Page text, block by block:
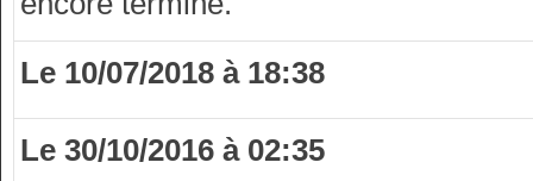
Le 10/07/2018 à 18:38
Le 30/10/2016 à 02:35